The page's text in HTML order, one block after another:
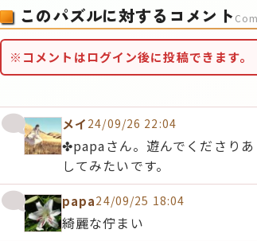
このパズルに対するコメント
※コメントはログイン後に投稿できます。
メイ 24/09/26 22:04
✤papaさん。遊んでくださり
してみたいです。
papa24/09/25 18:04
綺麗な佇まい